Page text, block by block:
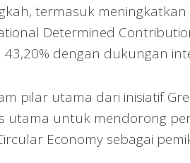
termasuk
Determined
dengan dukungan
pilar utama dari inisiatif
utama untuk mendorong
Economy sebagai